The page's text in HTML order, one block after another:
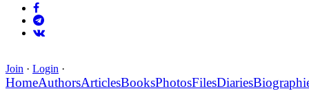
Join · Login ·
HomeAuthorsArticlesBooksPhotosFilesDiaries